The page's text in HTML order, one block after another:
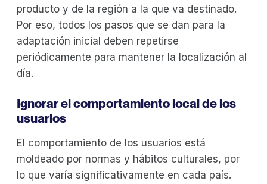
producto y de la región a la que va destinado.
Por eso, todos los pasos que se dan para la
adaptación inicial deben repetirse
periódicamente para mantener la localización al
día.
Ignorar el comportamiento local de los
usuarios
El comportamiento de los usuarios está
moldeado por normas y hábitos culturales, por
lo que varía significativamente en cada país.